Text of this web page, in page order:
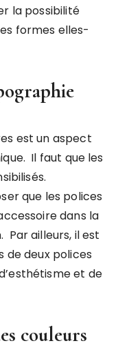
la possibilité
formes elles-
est un aspect
Il faut que les
que les polices
dans la
Par ailleurs, il est
de deux polices
et de
couleurs